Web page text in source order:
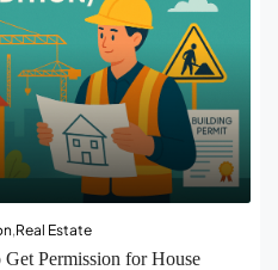
,Real Estate
Permission for House